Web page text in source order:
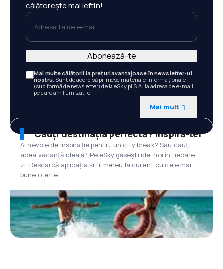
călătorește mai ieftin!
Adresa ta de e-mail
Mai multe călătorii la prețuri avantajoase în newsletter-ul
nostru. Sunt de acord să primesc materiale informaționale
(sub formă de newsletter) de la eSky.pl S.A. la adresa de e-mail
pe care am furnizat-o.
Mai mult
Abonează-te
Cauți destinația perfectă? Inspiră-te!
Ai nevoie de inspirație pentru un city break? Sau cauți
acea vacanță ideală? Pe eSky găsești idei noi în fiecare
zi. Descarcă aplicația și fii mereu la curent cu cele mai
bune oferte.